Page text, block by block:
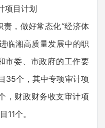
目计划
，做好常态化“经济体
临湘高质量发展中的职
市委、市政府的工作要
35个，其中专项审计项
，财政财务收支审计项
11个。